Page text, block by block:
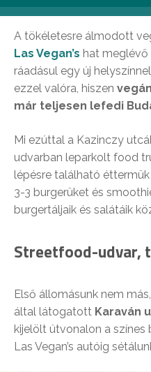
A tökéletesre álmodott
Las Vegan’s hat meglévő
ráadásul egy új
ezzel valóra, hiszen
már teljesen lefedi
Mi ezúttal a Kazinczy
udvarban leparkolt food
lépésre található
3-3 burgerüket és
burgertáljaik és salátáik
Streetfood-udvar,
Első állomásunk nem
által látogatott Karaván
kijelölt útvonalon a
Las Vegan’s autóig